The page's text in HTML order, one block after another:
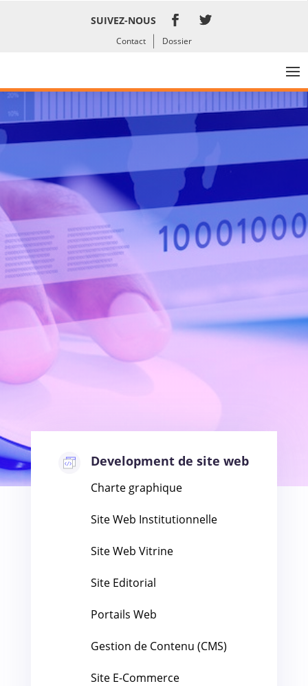
SUIVEZ-NOUS
Contact Dossier
Development de site web
Charte graphique
Site Web Institutionnelle
Site Web Vitrine
Site Editorial
Portails Web
Gestion de Contenu (CMS)
Site E-Commerce